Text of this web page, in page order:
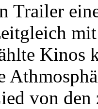
Trailer
Kinos
von den